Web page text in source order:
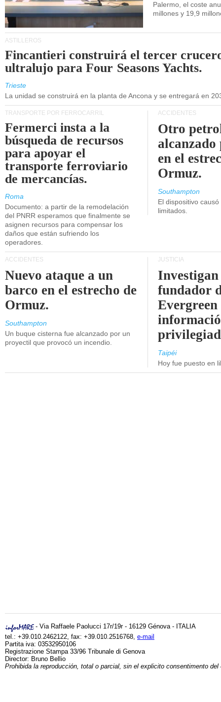
Palermo, el coste
millones y 19,9
ASTILLEROS
Fincantieri construirá el tercer
ultralujo para Four Seasons Yachts.
Trieste
La unidad se construirá en la planta de Ancona y se entregará en
TRANSPORTE POR FERROCARRIL
Fermerci insta a la
búsqueda de recursos
para apoyar el
transporte ferroviario
de mercancías.
Roma
Documento: a partir de la remodelación
del PNRR esperamos que finalmente se
asignen recursos para compensar los
daños que están sufriendo los
operadores.
ACCIDENTES
Otro
en el
Ormuz.
Southampton
El dispositivo
limitados.
ACCIDENTES
Nuevo ataque a un
barco en el estrecho de
Ormuz.
Southampton
Un buque cisterna fue alcanzado por un
proyectil que provocó un incendio.
JUSTICIA
fundador
Taipéi
Hoy fue puesto en
- Via Raffaele Paolucci 17r/19r - 16129 Génova - ITALIA
tel.: +39.010.2462122, fax: +39.010.2516768, e-mail
Partita iva: 03532950106
Registrazione Stampa 33/96 Tribunale di Genova
Director: Bruno Bellio
Prohibida la reproducción, total o parcial, sin el explicito consentimento del